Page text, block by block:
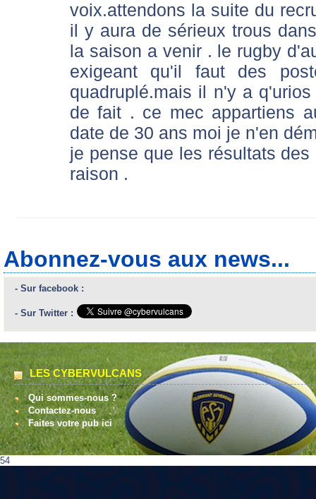
voix.attendons la suite du
il y aura de sérieux trous
la saison a venir . le rugby
exigeant qu'il faut des
quadruplé.mais il n'y a
de fait . ce mec appartiens
date de 30 ans moi je n'en
je pense que les résultats
raison .
Abonnez-vous aux news...
- Sur facebook :
- Sur Twitter :
LES CYBERVULCANS
Qui sommes-nous ?
Contactez-nous
Faites votre pub ici
54